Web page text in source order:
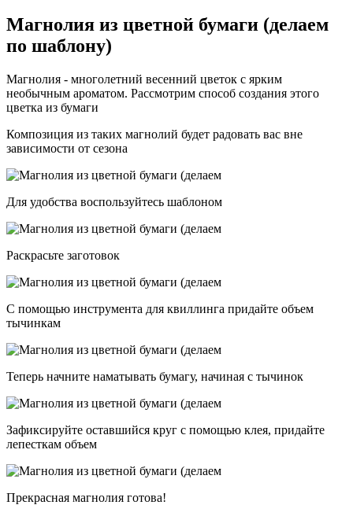
Магнолия из цветной бумаги (делаем
по шаблону)
Магнолия - многолетний весенний цветок с ярким
необычным ароматом. Рассмотрим способ создания этого
цветка из бумаги
Композиция из таких магнолий будет радовать вас вне
зависимости от сезона
Для удобства воспользуйтесь шаблоном
Раскрасьте заготовок
С помощью инструмента для квиллинга придайте объем
тычинкам
Теперь начните наматывать бумагу, начиная с тычинок
Зафиксируйте оставшийся круг с помощью клея, придайте
лепесткам объем
Прекрасная магнолия готова!